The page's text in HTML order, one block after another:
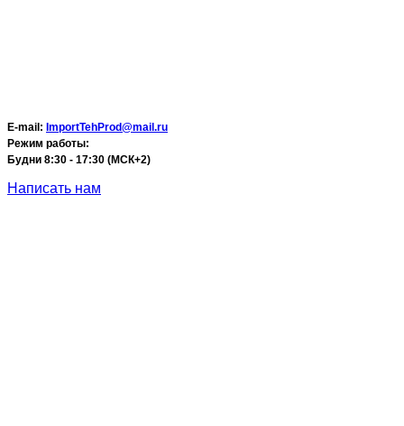
E-mail: ImportTehProd@mail.ru
Режим работы:
Будни 8:30 - 17:30 (МСК+2)
Написать нам